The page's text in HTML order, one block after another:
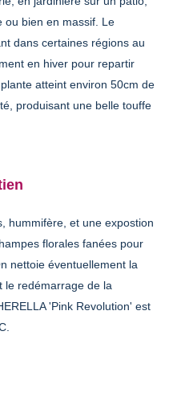
ou bien en massif. Le
dans certaines régions au
en hiver pour repartir
atteint environ 50cm de
produisant une belle touffe
hummifère, et une expostion
florales fanées pour
nettoie éventuellement la
le redémarrage de la
'Pink Revolution' est